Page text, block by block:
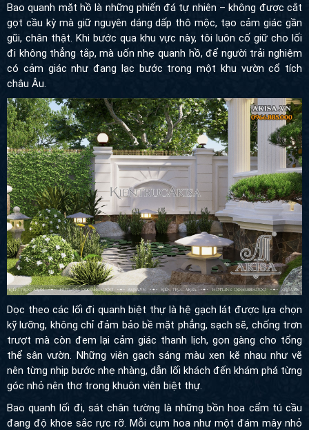
gọt cầu kỳ mà giữ nguyên dáng dấp thô mộc, tạo cảm giác gần
gũi, chân thật. Khi bước qua khu vực này, tôi luôn cố giữ cho lối
đi không thẳng tắp, mà uốn nhẹ quanh hồ, để người trải nghiệm
có cảm giác như đang lạc bước trong một khu vườn cổ tích châu
Âu.
Dọc theo các lối đi quanh biệt thự là hệ gạch lát được lựa chọn kỹ
lưỡng, không chỉ đảm bảo bề mặt phẳng, sạch sẽ, chống trơn
trượt mà còn đem lại cảm giác thanh lịch, gọn gàng cho tổng thể
sân vườn. Những viên gạch sáng màu xen kẽ nhau như vẽ nên
từng nhịp bước nhẹ nhàng, dẫn lối khách đến khám phá từng góc
nhỏ nên thơ trong khuôn viên biệt thự.
Bao quanh lối đi, sát chân tường là những bồn hoa cẩm tú cầu
đang độ khoe sắc rực rỡ. Mỗi cụm hoa như một đám mây nhỏ
xinh, bung nở với tán tròn đầy đặn, đủ các sắc độ hồng, tím, xanh